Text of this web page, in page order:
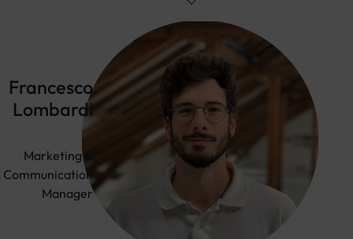
Francesco
Lombardi
Marketing &
Communication
Manager